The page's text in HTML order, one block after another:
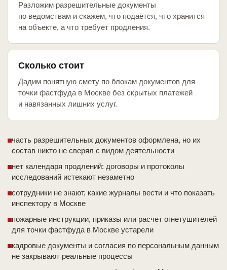
Разложим разрешительные документы
по ведомствам и скажем, что подаётся, что хранится
на объекте, а что требует продления.
Сколько стоит
Дадим понятную смету по блокам документов для
точки фастфуда в Москве без скрытых платежей
и навязанных лишних услуг.
часть разрешительных документов оформлена, но их
состав никто не сверял с видом деятельности
нет календаря продлений: договоры и протоколы
исследований истекают незаметно
сотрудники не знают, какие журналы вести и что показать
инспектору в Москве
пожарные инструкции, приказы или расчет огнетушителей
для точки фастфуда в Москве устарели
кадровые документы и согласия по персональным данным
не закрывают реальные процессы